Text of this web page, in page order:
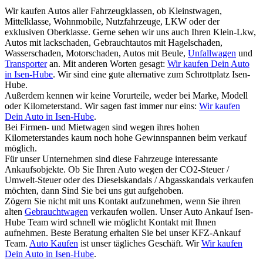
Wir kaufen Autos aller Fahrzeugklassen, ob Kleinstwagen,
Mittelklasse, Wohnmobile, Nutzfahrzeuge, LKW oder der
exklusiven Oberklasse. Gerne sehen wir uns auch Ihren Klein-Lkw,
Autos mit lackschaden, Gebrauchtautos mit Hagelschaden,
Wasserschaden, Motorschaden, Autos mit Beule, Unfallwagen und
Transporteran. Mit anderen Worten gesagt: Wir kaufen Dein Auto
in Isen-Hube. Wir sind eine gute alternative zum Schrottplatz Isen-
Hube.
Außerdem kennen wir keine Vorurteile, weder bei Marke, Modell
oder Kilometerstand. Wir sagen fast immer nur eins: Wir kaufen
Dein Auto in Isen-Hube.
Bei Firmen- und Mietwagen sind wegen ihres hohen
Kilometerstandes kaum noch hohe Gewinnspannen beim verkauf
möglich.
Für unser Unternehmen sind diese Fahrzeuge interessante
Ankaufsobjekte. Ob Sie Ihren Auto wegen der CO2-Steuer /
Umwelt-Steuer oder des Dieselskandals / Abgasskandals verkaufen
möchten, dann Sind Sie bei uns gut aufgehoben.
Zögern Sie nicht mit uns Kontakt aufzunehmen, wenn Sie ihren
alten Gebrauchtwagen verkaufen wollen. Unser Auto Ankauf Isen-
Hube Team wird schnell wie möglicht Kontakt mit Ihnen
aufnehmen. Beste Beratung erhalten Sie bei unser KFZ-Ankauf
Team. Auto Kaufen ist unser tägliches Geschäft. WirWir kaufen
Dein Auto in Isen-Hube.